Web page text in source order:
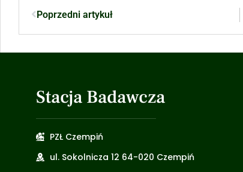
Poprzedni artykuł
Stacja Badawcza
PZŁ Czempiń
ul. Sokolnicza 12 64-020 Czempiń